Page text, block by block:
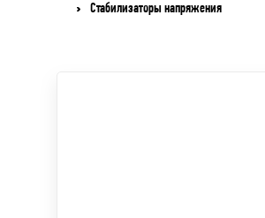
Стабилизаторы напряжения